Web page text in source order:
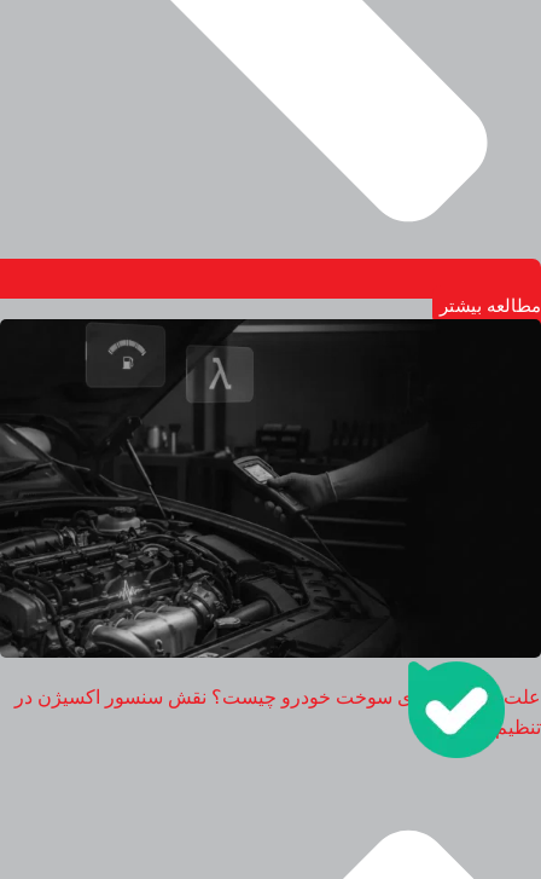
مطالعه بیشتر
علت مصرف بالای سوخت خودرو چیست؟ نقش سنسور اکسیژن در
تنظیم موتور